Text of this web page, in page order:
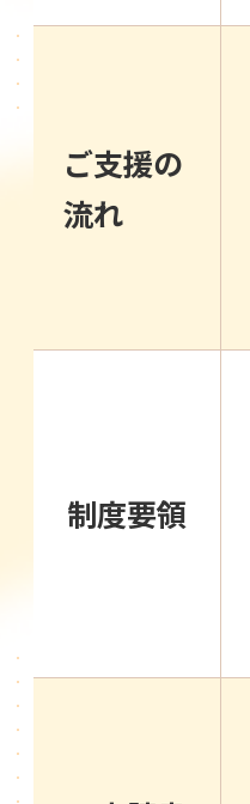
ご支援の
流れ
制度要領